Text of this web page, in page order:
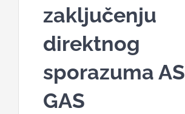
zaključenju
direktnog
sporazuma AS
GAS